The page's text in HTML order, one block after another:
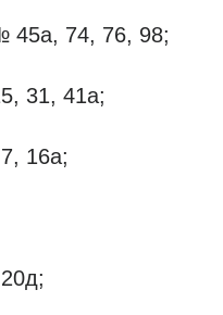
45а, 74, 76, 98;
31, 41а;
16а;